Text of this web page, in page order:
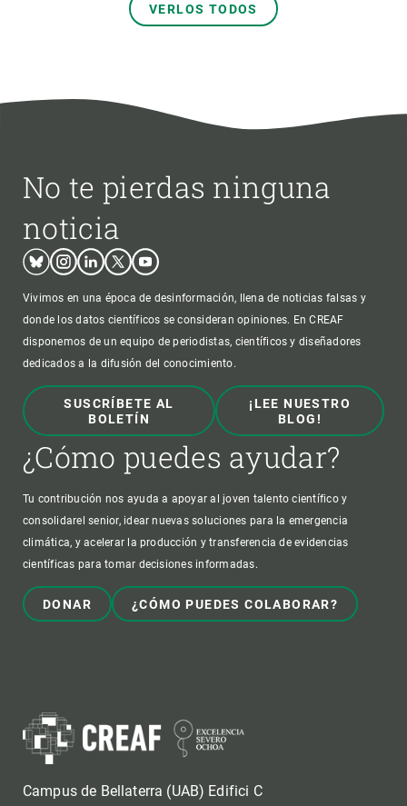
VERLOS TODOS
No te pierdas ninguna
noticia
BlueskyInstagram
LinkedinTwitterYoutube
Vivimos en una época de desinformación, llena de noticias falsas y
donde los datos científicos se consideran opiniones. En CREAF
disponemos de un equipo de periodistas, científicos y diseñadores
dedicados a la difusión del conocimiento.
SUSCRÍBETE AL
BOLETÍN
¡LEE NUESTRO
BLOG!
¿Cómo puedes ayudar?
Tu contribución nos ayuda a apoyar al joven talento científico y
consolidarel senior, idear nuevas soluciones para la emergencia
climática, y acelerar la producción y transferencia de evidencias
científicas para tomar decisiones informadas.
DONAR ¿CÓMO PUEDES COLABORAR?
Campus de Bellaterra (UAB) Edifici C